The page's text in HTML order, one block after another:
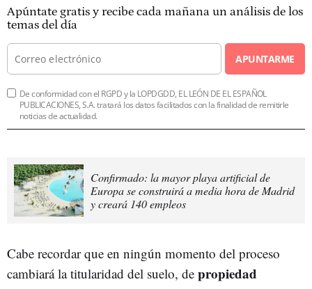
Apúntate gratis y recibe cada mañana un análisis de los
temas del día
APUNTARME
De conformidad con el RGPD y la LOPDGDD, EL LEÓN DE EL ESPAÑOL
PUBLICACIONES, S.A. tratará los datos facilitados con la finalidad de remitirle
noticias de actualidad.
Confirmado: la mayor playa artificial de
Europa se construirá a media hora de Madrid
y creará 140 empleos
Cabe recordar que en ningún momento del proceso
cambiará la titularidad del suelo, de propiedad